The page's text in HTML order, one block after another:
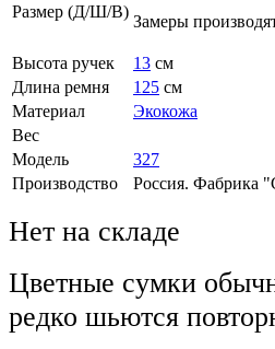
Размер (Д/Ш/В)
Замеры
Высота ручек 13 см
Длина ремня
125 см
Материал
Экокожа
Вес
Модель
327
Производство
Россия. Фабрика
Нет на складе
Цветные сумки
редко шьются